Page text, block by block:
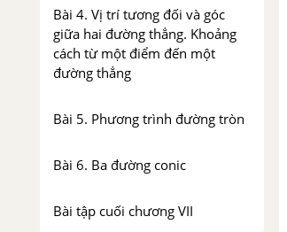
Bài 4. Vị trí tương đối và góc
giữa hai đường thẳng. Khoảng
cách từ một điểm đến một
đường thẳng
Bài 5. Phương trình đường tròn
Bài 6. Ba đường conic
Bài tập cuối chương VII